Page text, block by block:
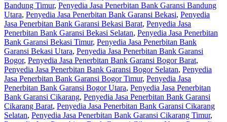
Bandung Timur, Penyedia Jasa Penerbitan Bank Garansi Bandung
Utara, Penyedia Jasa Penerbitan Bank Garansi Bekasi, Penyedia
Jasa Penerbitan Bank Garansi Bekasi Barat, Penyedia Jasa
Penerbitan Bank Garansi Bekasi Selatan, Penyedia Jasa Penerbitan
Bank Garansi Bekasi Timur, Penyedia Jasa Penerbitan Bank
Garansi Bekasi Utara, Penyedia Jasa Penerbitan Bank Garansi
Bogor, Penyedia Jasa Penerbitan Bank Garansi Bogor Barat,
Penyedia Jasa Penerbitan Bank Garansi Bogor Selatan, Penyedia
Jasa Penerbitan Bank Garansi Bogor Timur, Penyedia Jasa
Penerbitan Bank Garansi Bogor Utara, Penyedia Jasa Penerbitan
Bank Garansi Cikarang, Penyedia Jasa Penerbitan Bank Garansi
Cikarang Barat, Penyedia Jasa Penerbitan Bank Garansi Cikarang
Selatan, Penyedia Jasa Penerbitan Bank Garansi Cikarang Timur,